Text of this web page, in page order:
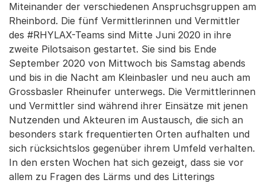
Miteinander der verschiedenen Anspruchsgruppen am
Rheinbord. Die fünf Vermittlerinnen und Vermittler
des #RHYLAX-Teams sind Mitte Juni 2020 in ihre
zweite Pilotsaison gestartet. Sie sind bis Ende
September 2020 von Mittwoch bis Samstag abends
und bis in die Nacht am Kleinbasler und neu auch am
Grossbasler Rheinufer unterwegs. Die Vermittlerinnen
und Vermittler sind während ihrer Einsätze mit jenen
Nutzenden und Akteuren im Austausch, die sich an
besonders stark frequentierten Orten aufhalten und
sich rücksichtslos gegenüber ihrem Umfeld verhalten.
In den ersten Wochen hat sich gezeigt, dass sie vor
allem zu Fragen des Lärms und des Litterings